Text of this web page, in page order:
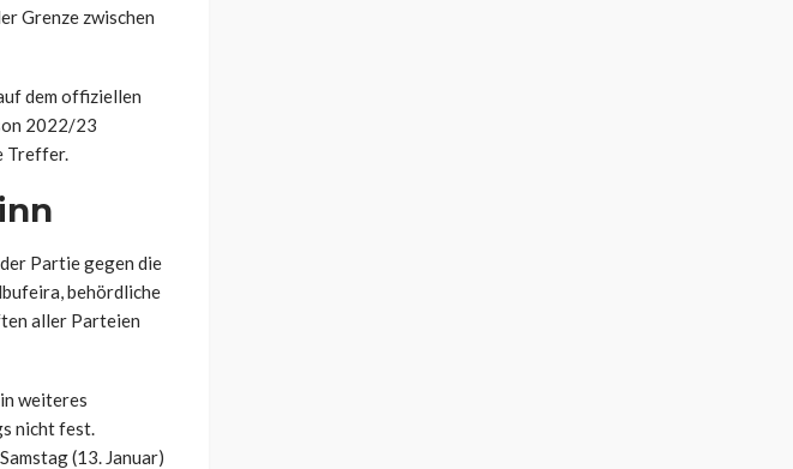
Grenze zwischen
dem offiziellen
2022/23
Treffer.
Partie gegen die
behördliche
aller Parteien
weiteres
nicht fest.
(13. Januar)